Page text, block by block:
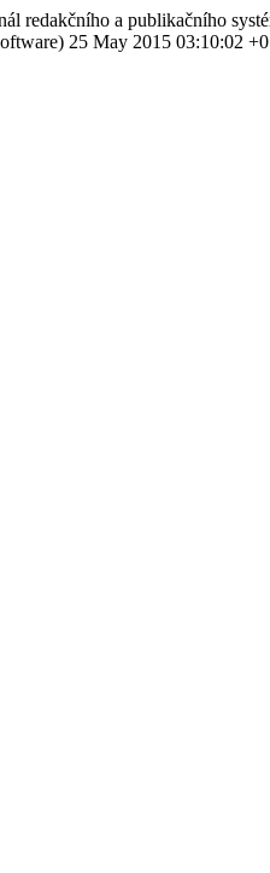
redakčního a publikačního
25 May 2015 03:10:02